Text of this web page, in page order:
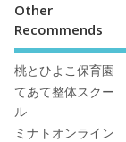
Other
Recommends
桃とひよこ保育園
てあて整体スクー
ル
ミナトオンライン